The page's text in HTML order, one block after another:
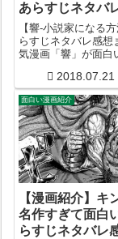
あらすじネタバ
め！おすすめ度
ュー！
【響-小説家になる
らすじネタバレ感想
気漫画「響」が面白
は柳本光晴。掲載
コミックスペリオー
は小学館。ジャンル
画。
2018.07.21
面白い漫画紹介
【漫画紹介】キ
名作すぎて面白
らすじネタバレ